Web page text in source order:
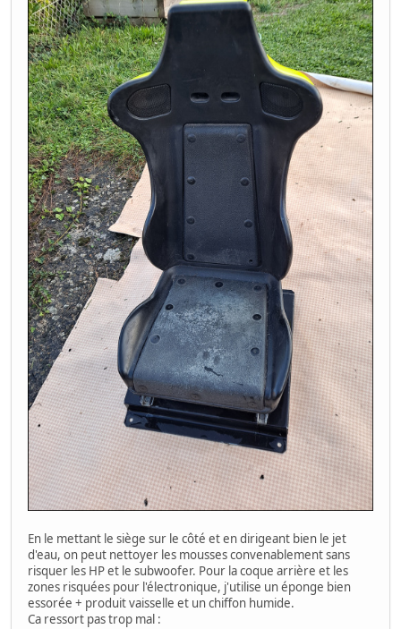
En le mettant le siège sur le côté et en dirigeant bien le jet
d'eau, on peut nettoyer les mousses convenablement sans
risquer les HP et le subwoofer. Pour la coque arrière et les
zones risquées pour l'électronique, j'utilise un éponge bien
essorée + produit vaisselle et un chiffon humide.
Ca ressort pas trop mal :